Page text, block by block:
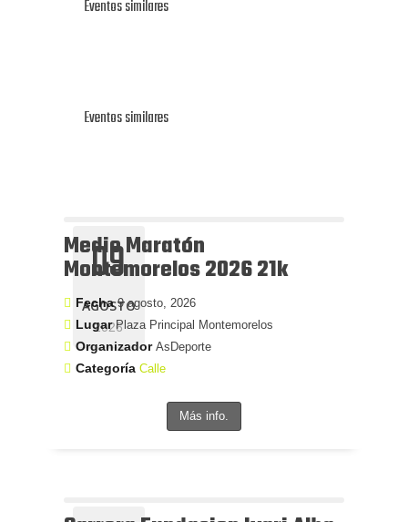
Eventos similares
Eventos similares
09
AGOSTO
2026
Medio Maratón
Montemorelos 2026 21k
Fecha9 agosto, 2026
Lugar Plaza Principal Montemorelos
Organizador AsDeporte
Categoría Calle
Más info.